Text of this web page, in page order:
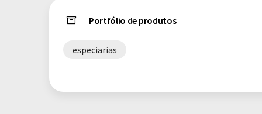
Portfólio de produtos
especiarias